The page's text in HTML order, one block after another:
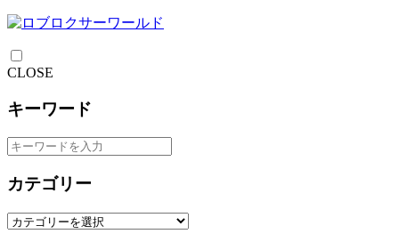
CLOSE
キーワード
カテゴリー